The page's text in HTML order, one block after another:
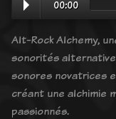
00:00
Alt-Rock Alchemy,
sonorités
sonores novatrices
créant une alchimie
passionnés.